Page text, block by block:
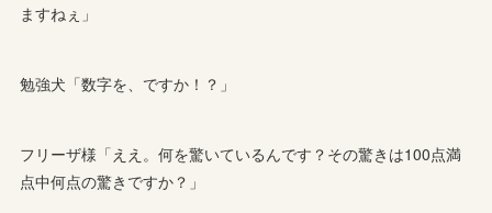
ますねぇ」
勉強犬「数字を、ですか！？」
フリーザ様「ええ。何を驚いているんです？その驚きは100点満
点中何点の驚きですか？」